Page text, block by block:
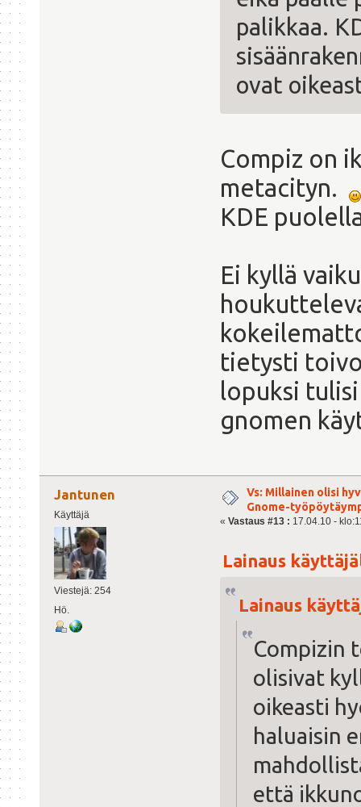
palikkaa.
ovat
Compiz on
metacityn.
KDE
Ei kyllä
tietysti
lopuksi
gnomen
Jantunen
Käyttäjä
Viestejä: 254
Hö.
Vs: Millainen olisi
Gnome-
« Vastaus #13 : 17.04.10 -
Lainaus
Lainaus
Compizin
olisivat
oikeasti
haluaisin
että